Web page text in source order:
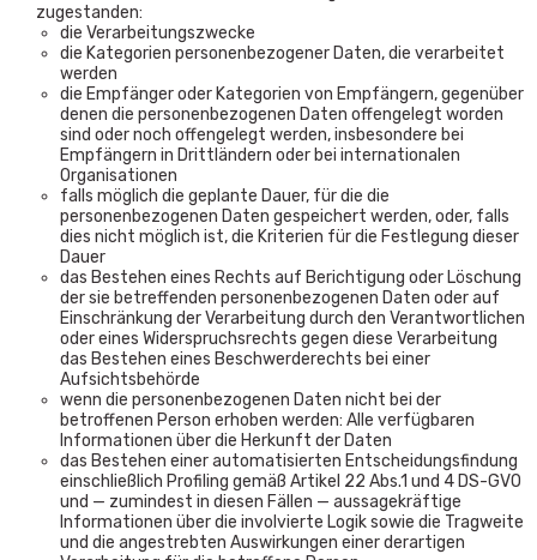
zugestanden:
die Verarbeitungszwecke
die Kategorien personenbezogener Daten, die verarbeitet
werden
die Empfänger oder Kategorien von Empfängern, gegenüber
denen die personenbezogenen Daten offengelegt worden
sind oder noch offengelegt werden, insbesondere bei
Empfängern in Drittländern oder bei internationalen
Organisationen
falls möglich die geplante Dauer, für die die
personenbezogenen Daten gespeichert werden, oder, falls
dies nicht möglich ist, die Kriterien für die Festlegung dieser
Dauer
das Bestehen eines Rechts auf Berichtigung oder Löschung
der sie betreffenden personenbezogenen Daten oder auf
Einschränkung der Verarbeitung durch den Verantwortlichen
oder eines Widerspruchsrechts gegen diese Verarbeitung
das Bestehen eines Beschwerderechts bei einer
Aufsichtsbehörde
wenn die personenbezogenen Daten nicht bei der
betroffenen Person erhoben werden: Alle verfügbaren
Informationen über die Herkunft der Daten
das Bestehen einer automatisierten Entscheidungsfindung
einschließlich Profiling gemäß Artikel 22 Abs.1 und 4 DS-GVO
und — zumindest in diesen Fällen — aussagekräftige
Informationen über die involvierte Logik sowie die Tragweite
und die angestrebten Auswirkungen einer derartigen